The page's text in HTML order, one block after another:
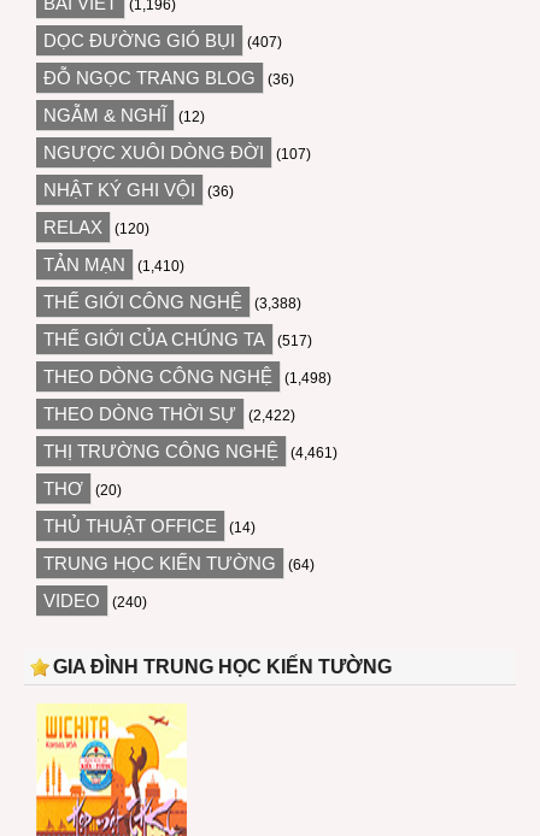
(1,196)
DỌC ĐƯỜNG GIÓ BỤI (407)
ĐỖ NGỌC TRANG BLOG (36)
NGẪM & NGHĨ (12)
NGƯỢC XUÔI DÒNG ĐỜI (107)
NHẬT KÝ GHI VỘI (36)
RELAX (120)
TẢN MẠN (1,410)
THẾ GIỚI CÔNG NGHỆ (3,388)
THẾ GIỚI CỦA CHÚNG TA (517)
THEO DÒNG CÔNG NGHỆ (1,498)
THEO DÒNG THỜI SỰ (2,422)
THỊ TRƯỜNG CÔNG NGHỆ (4,461)
THƠ (20)
THỦ THUẬT OFFICE (14)
TRUNG HỌC KIẾN TƯỜNG (64)
VIDEO (240)
GIA ĐÌNH TRUNG HỌC KIẾN TƯỜNG